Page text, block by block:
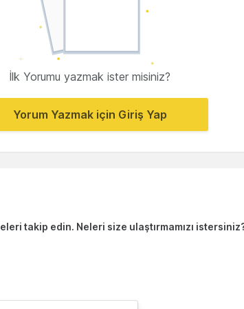
İlk Yorumu yazmak ister misiniz?
Yorum Yazmak için Giriş Yap
takip edin. Neleri size ulaştırmamızı